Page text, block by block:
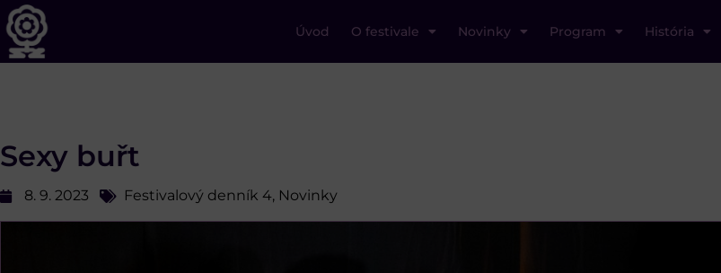
Úvod O festivale Novinky Program História
Sexy buřt
8. 9. 2023 Festivalový denník 4, Novinky